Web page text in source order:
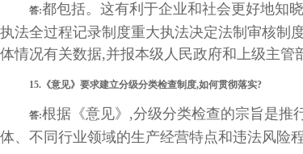
答:都包括。这有利于企业和社会更好地知
执法全过程记录制度重大执法决定法制审核制
体情况有关数据,并报本级人民政府和上级主管
15.《意见》要求建立分级分类检查制度,如何贯彻落实?
答:根据《意见》,分级分类检查的宗旨是推
体、不同行业领域的生产经营特点和违法风险